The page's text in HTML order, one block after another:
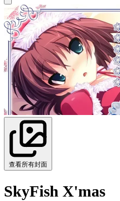
查看所有封面
SkyFish X'mas